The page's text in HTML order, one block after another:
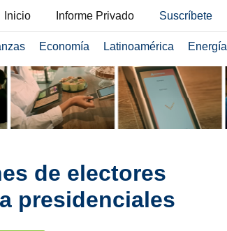
Inicio Informe Privado Suscríbete
Economía Latinoamérica Energía
de electores
presidenciales